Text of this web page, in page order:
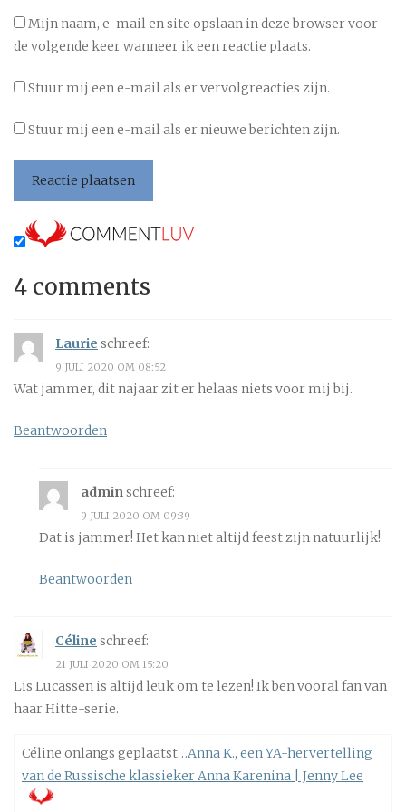
Mijn naam, e-mail en site opslaan in deze browser voor
de volgende keer wanneer ik een reactie plaats.
Stuur mij een e-mail als er vervolgreacties zijn.
Stuur mij een e-mail als er nieuwe berichten zijn.
4 comments
Laurie schreef:
9 JULI 2020 OM 08:52
Wat jammer, dit najaar zit er helaas niets voor mij bij.
Beantwoorden
adminschreef:
9 JULI 2020 OM 09:39
Dat is jammer! Het kan niet altijd feest zijn natuurlijk!
Beantwoorden
Céline schreef:
21 JULI 2020 OM 15:20
Lis Lucassen is altijd leuk om te lezen! Ik ben vooral fan van
haar Hitte-serie.
Céline onlangs geplaatst…Anna K., een YA-hervertelling
van de Russische klassieker Anna Karenina | Jenny Lee